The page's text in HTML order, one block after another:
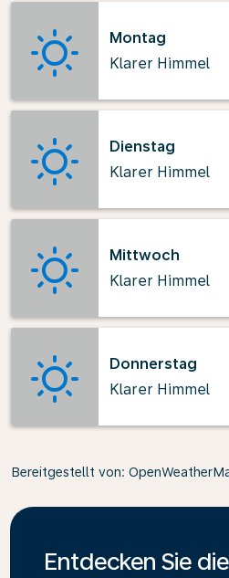
Montag
Klarer Himmel
Dienstag
Klarer Himmel
Mittwoch
Klarer Himmel
Donnerstag
Klarer Himmel
Bereitgestellt von:
Entdecken Sie